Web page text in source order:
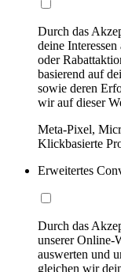
Durch das
deine
oder
basierend auf
sowie deren
wir auf dieser
Meta-Pixel,
Klickbasierte
Erweitertes
Durch das
unserer Online-
auswerten und
gleichen wir